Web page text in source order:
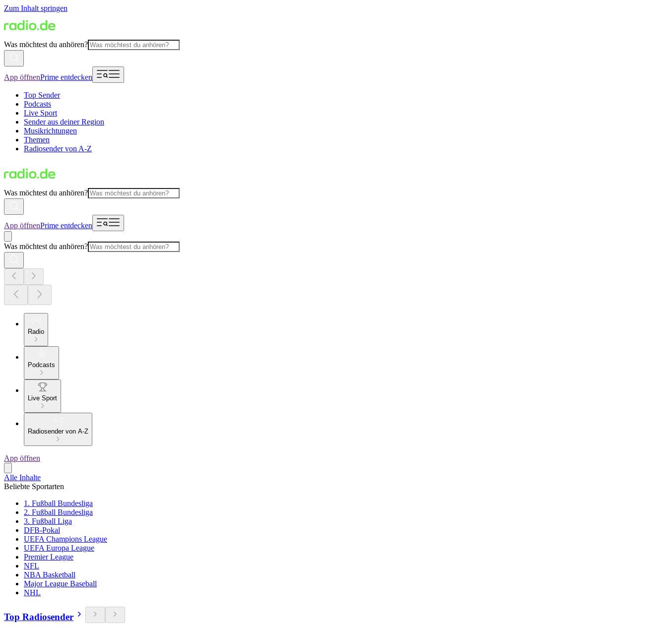
Zum Inhalt springen
Was möchtest du anhören?
App öffnenPrime entdecken
Top Sender
Podcasts
Live Sport
Sender aus deiner Region
Musikrichtungen
Themen
Radiosender von A-Z
Was möchtest du anhören?
App öffnenPrime entdecken
Was möchtest du anhören?
Radio
Podcasts
Live Sport
Radiosender von A-Z
App öffnen
Alle Inhalte
Beliebte Sportarten
1. Fußball Bundesliga
2. Fußball Bundesliga
3. Fußball Liga
DFB-Pokal
UEFA Champions League
UEFA Europa League
Premier League
NFL
NBA Basketball
Major League Baseball
NHL
Top Radiosender